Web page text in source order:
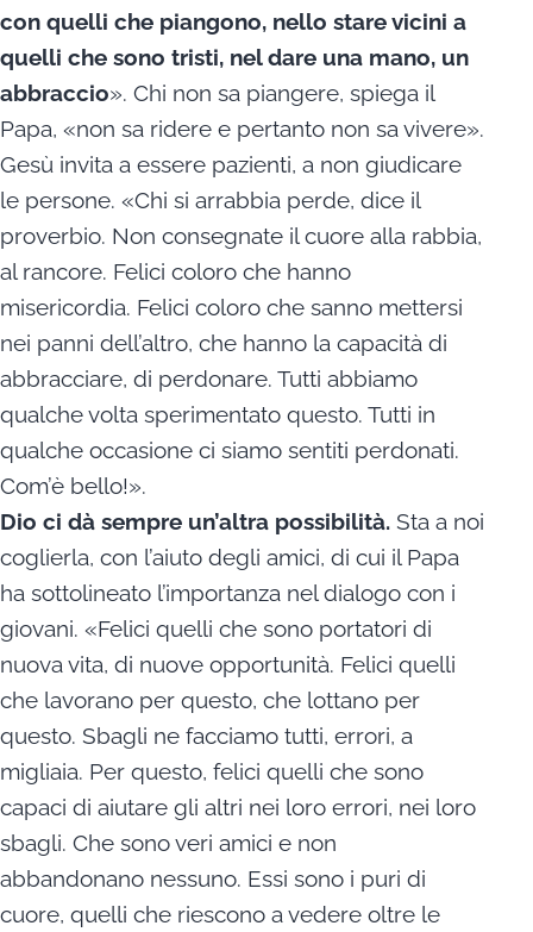
con quelli che piangono, nello stare vicini a
quelli che sono tristi, nel dare una mano, un
abbraccio». Chi non sa piangere, spiega il
Papa, «non sa ridere e pertanto non sa vivere».
Gesù invita a essere pazienti, a non giudicare
le persone. «Chi si arrabbia perde, dice il
proverbio. Non consegnate il cuore alla rabbia,
al rancore. Felici coloro che hanno
misericordia. Felici coloro che sanno mettersi
nei panni dell’altro, che hanno la capacità di
abbracciare, di perdonare. Tutti abbiamo
qualche volta sperimentato questo. Tutti in
qualche occasione ci siamo sentiti perdonati.
Com’è bello!».
Dio ci dà sempre un’altra possibilità. Sta a noi
coglierla, con l’aiuto degli amici, di cui il Papa
ha sottolineato l’importanza nel dialogo con i
giovani. «Felici quelli che sono portatori di
nuova vita, di nuove opportunità. Felici quelli
che lavorano per questo, che lottano per
questo. Sbagli ne facciamo tutti, errori, a
migliaia. Per questo, felici quelli che sono
capaci di aiutare gli altri nei loro errori, nei loro
sbagli. Che sono veri amici e non
abbandonano nessuno. Essi sono i puri di
cuore, quelli che riescono a vedere oltre le